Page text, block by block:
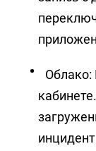
Облако: Все объекты в одном